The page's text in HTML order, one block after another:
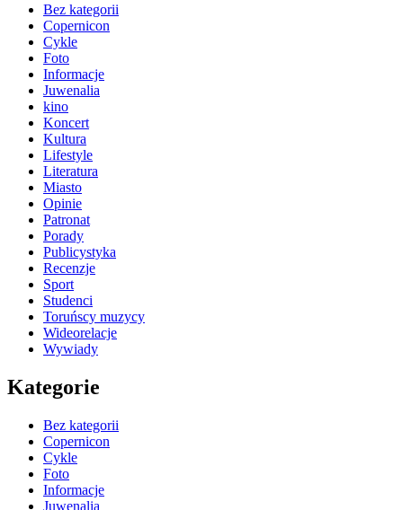
Bez kategorii
Copernicon
Cykle
Foto
Informacje
Juwenalia
kino
Koncert
Kultura
Lifestyle
Literatura
Miasto
Opinie
Patronat
Porady
Publicystyka
Recenzje
Sport
Studenci
Toruńscy muzycy
Wideorelacje
Wywiady
Kategorie
Bez kategorii
Copernicon
Cykle
Foto
Informacje
Juwenalia